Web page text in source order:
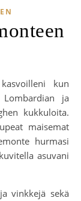
ja
kukkuloita.
maisemat
hurmasi
asuvani
vinkkejä sekä